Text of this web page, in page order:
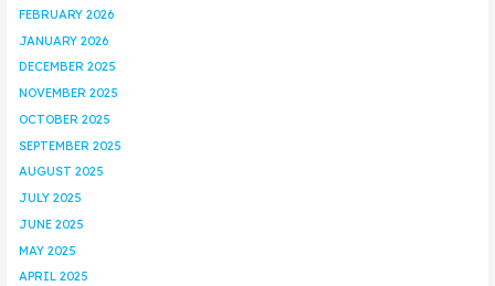
FEBRUARY 2026
JANUARY 2026
DECEMBER 2025
NOVEMBER 2025
OCTOBER 2025
SEPTEMBER 2025
AUGUST 2025
JULY 2025
JUNE 2025
MAY 2025
APRIL 2025